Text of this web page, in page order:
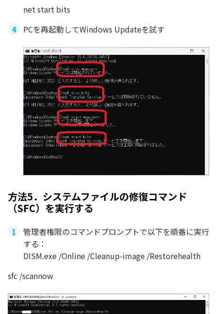
net start bits
PCを再起動してWindows Updateを試す
方法5．システムファイルの修復コマンド
（SFC）を実行する
管理者権限のコマンドプロンプトで以下を順番に実行
する：
DISM.exe /Online /Cleanup-image /Restorehealth
sfc /scannow